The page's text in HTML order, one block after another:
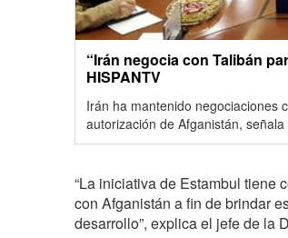
“Irán negocia con Talibán
HISPANTV
Irán ha mantenido negociaciones
autorización de Afganistán,
“La iniciativa de Estambul tiene
con Afganistán a fin de brindar
desarrollo”, explica el jefe de la